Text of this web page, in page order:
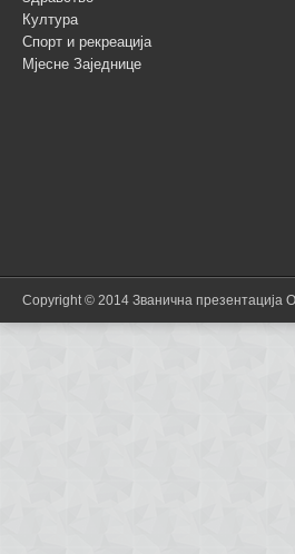
Култура
Спорт и рекреација
Мјесне Заједнице
Copyright © 2014 Званична